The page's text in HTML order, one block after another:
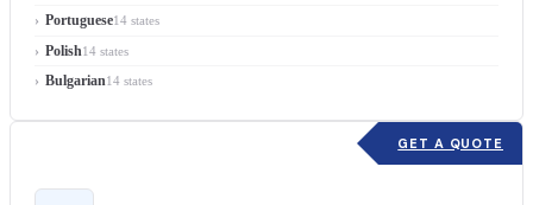
Portuguese14 states
Polish14 states
Bulgarian14 states
GET A QUOTE